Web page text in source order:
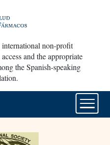
international non-profit
and the appropriate
the Spanish-speaking